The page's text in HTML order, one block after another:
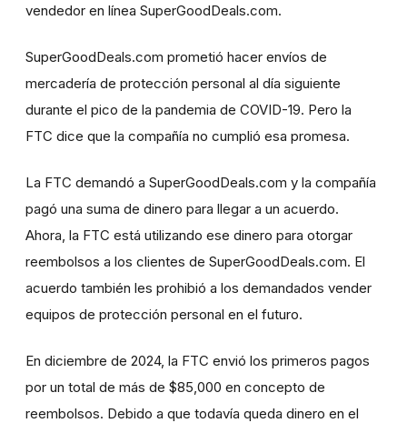
vendedor en línea SuperGoodDeals.com.
SuperGoodDeals.com prometió hacer envíos de
mercadería de protección personal al día siguiente
durante el pico de la pandemia de COVID-19. Pero la
FTC dice que la compañía no cumplió esa promesa.
La FTC demandó a SuperGoodDeals.com y la compañía
pagó una suma de dinero para llegar a un acuerdo.
Ahora, la FTC está utilizando ese dinero para otorgar
reembolsos a los clientes de SuperGoodDeals.com. El
acuerdo también les prohibió a los demandados vender
equipos de protección personal en el futuro.
En diciembre de 2024, la FTC envió los primeros pagos
por un total de más de $85,000 en concepto de
reembolsos. Debido a que todavía queda dinero en el